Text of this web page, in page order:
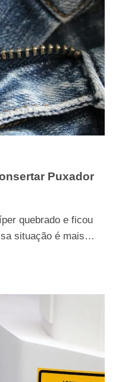
Puxador
quebrado e ficou
situação é mais…